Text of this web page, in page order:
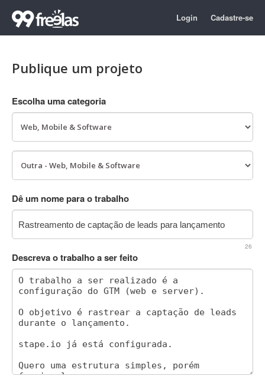
Login Cadastre-se
Publique um projeto
Escolha uma categoria
Dê um nome para o trabalho
26
Descreva o trabalho a ser feito